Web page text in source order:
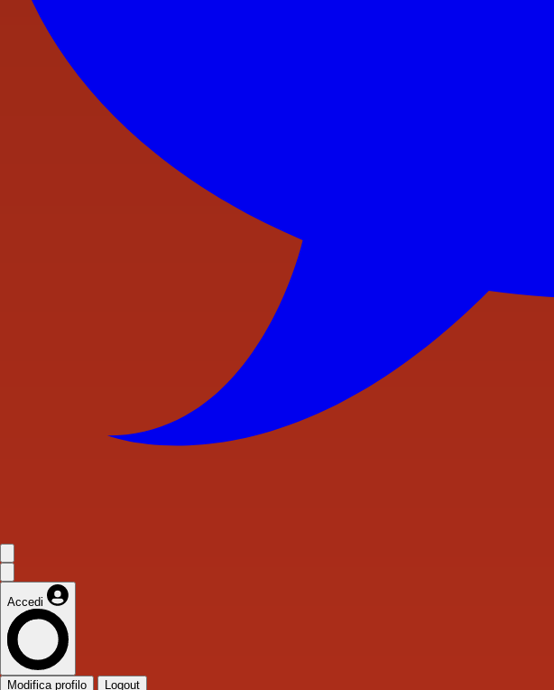
Accedi
Modifica profilo Logout